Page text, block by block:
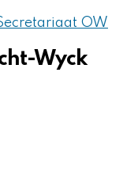
OW
Wyck